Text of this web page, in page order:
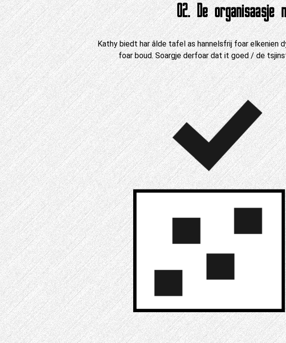
02. De
Kathy biedt har âlde tafel as hannelsfrij foar elkenien
foar boud. Soargje derfoar dat it goed / de